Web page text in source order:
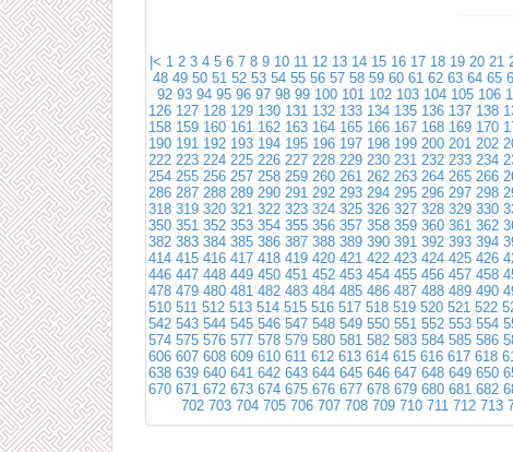
|< 1 2 3 4 5 6 7 8 9 10 11 12 13 14 15 16 17 18 19 20 21
48 49 50 51 52 53 54 55 56 57 58 59 60 61 62 63 64 65
92 93 94 95 96 97 98 99 100 101 102 103 104 105 106
126 127 128 129 130 131 132 133 134 135 136 137 138
158 159 160 161 162 163 164 165 166 167 168 169 170
190 191 192 193 194 195 196 197 198 199 200 201 202
222 223 224 225 226 227 228 229 230 231 232 233 234
254 255 256 257 258 259 260 261 262 263 264 265 266
286 287 288 289 290 291 292 293 294 295 296 297 298
318 319 320 321 322 323 324 325 326 327 328 329 330
350 351 352 353 354 355 356 357 358 359 360 361 362
382 383 384 385 386 387 388 389 390 391 392 393 394
414 415 416 417 418 419 420 421 422 423 424 425 426
446 447 448 449 450 451 452 453 454 455 456 457 458
478 479 480 481 482 483 484 485 486 487 488 489 490
510 511 512 513 514 515 516 517 518 519 520 521 522
542 543 544 545 546 547 548 549 550 551 552 553 554
574 575 576 577 578 579 580 581 582 583 584 585 586
606 607 608 609 610 611 612 613 614 615 616 617 618
638 639 640 641 642 643 644 645 646 647 648 649 650
670 671 672 673 674 675 676 677 678 679 680 681 682
702 703 704 705 706 707 708 709 710 711 712 713